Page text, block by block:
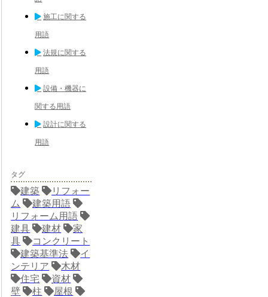
施工に関する
用語
法規に関する
用語
設備・機器に
関する用語
設計に関する
用語
タグ
建築
リフォー
ム
建築用語
リフォーム用語
建具
建材
家
具
コンクリート
建築基準法
イ
ンテリア
木材
住宅
資材
壁
柱
屋根